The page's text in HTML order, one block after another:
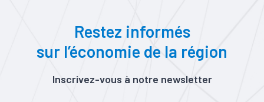
Restez informés
sur l’économie de la région
Inscrivez-vous à notre newsletter